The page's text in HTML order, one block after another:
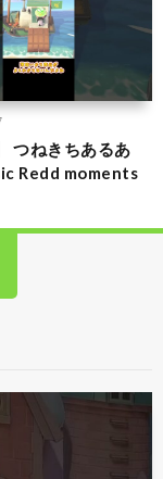
つねきちあるあ
Redd moments